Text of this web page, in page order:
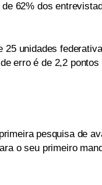
62% dos
unidades
erro é de 2,2
pesquisa de
o seu primeiro